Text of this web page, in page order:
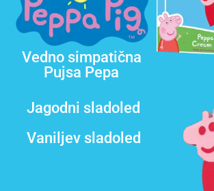
Vedno simpatična
Pujsa Pepa
Jagodni sladoled
Vaniljev sladoled